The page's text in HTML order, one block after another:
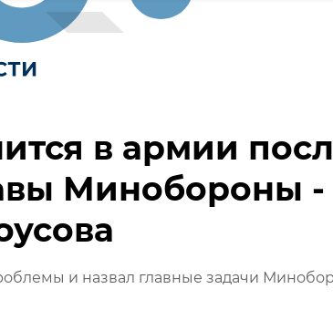
в армии
Минобороны -
и назвал главные задачи